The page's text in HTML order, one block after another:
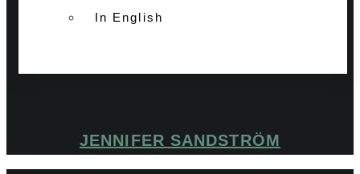
In English
JENNIFER SANDSTRÖM